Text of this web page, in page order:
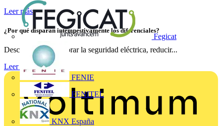
Fegicat
FENIE
FENITEL
KNX España
Leer más
¿Por qué disparan intempestivamente los diferenciales?
Descubre cómo mejorar la seguridad eléctrica, reducir...
Leer más